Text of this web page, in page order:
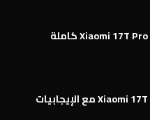
مواصفات هاتف Xiaomi 17T مع الإيجابيات